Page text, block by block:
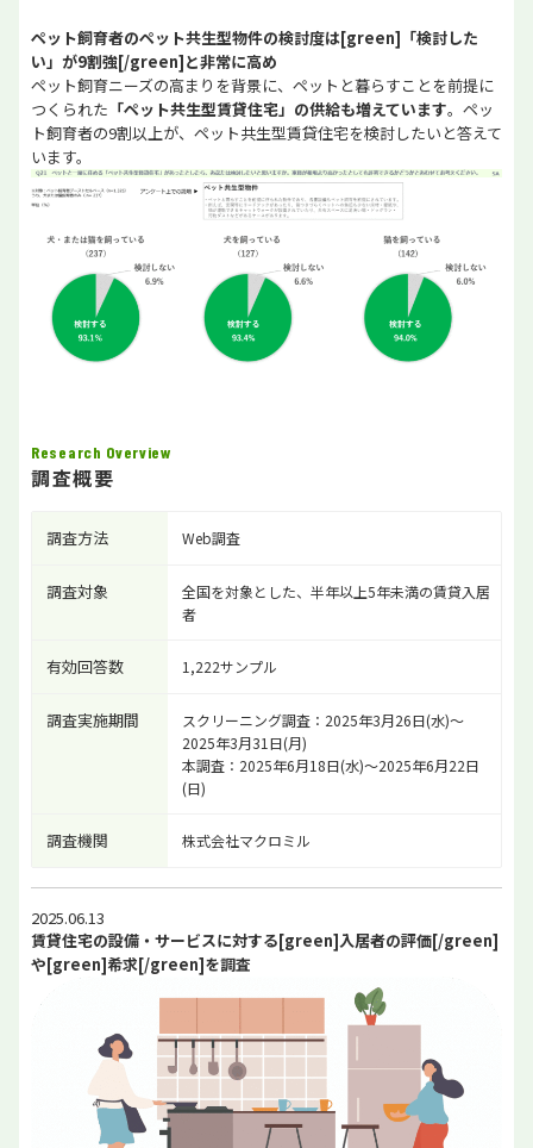
ペット飼育者のペット共生型物件の検討度は[green]「検討した
い」が9割強[/green]と非常に高め
ペット飼育ニーズの高まりを背景に、ペットと暮らすことを前提に
つくられた 「ペット共生型賃貸住宅」の供給も増えています。ペッ
ト飼育者の9割以上が、ペット共生型賃貸住宅を検討したいと答えて
います。
Research Overview
調査概要
調査方法 Web調査
調査対象
全国を対象とした、半年以上5年未満の賃貸入居
者
有効回答数 1,222サンプル
調査実施期間
スクリーニング調査：2025年3月26日(水)～
2025年3月31日(月)
本調査：2025年6月18日(水)～2025年6月22日
(日)
調査機関 株式会社マクロミル
2025.06.13
賃貸住宅の設備・サービスに対する[green]入居者の評価[/green]
や[green]希求[/green]を調査